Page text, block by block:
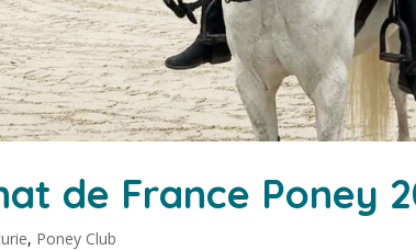
de France Poney
, Poney Club